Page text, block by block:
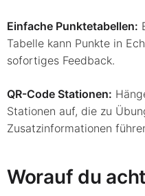
Einfache Punktetabellen:
Tabelle kann Punkte in
sofortiges Feedback.
QR-Code Stationen:
Stationen auf, die zu
Zusatzinformationen
Worauf du